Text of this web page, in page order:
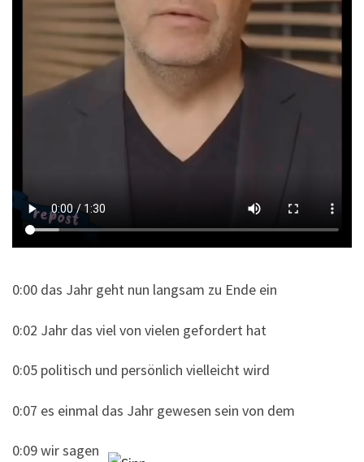
0:00 das Jahr geht nun langsam zu Ende ein
0:02 Jahr das viel von vielen gefordert hat
0:05 politisch und persönlich vielleicht wird
0:07 es einmal das Jahr gewesen sein von dem
0:09 wir sagen